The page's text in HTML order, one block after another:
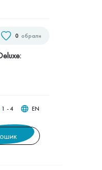
обрали
0
1 - 4 EN